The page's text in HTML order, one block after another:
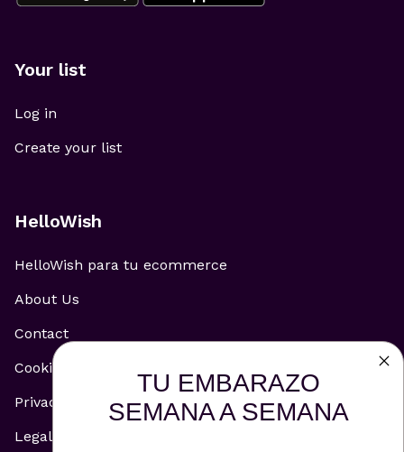
Your list
Log in
Create your list
HelloWish
HelloWish para tu ecommerce
About Us
Contact
Cookie Policy
Privacy Policy
Legal Notice
TU EMBARAZO
SEMANA A SEMANA